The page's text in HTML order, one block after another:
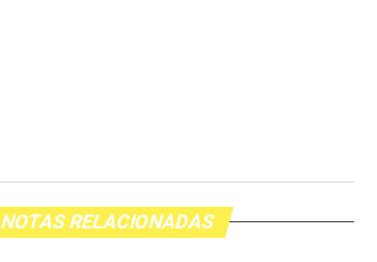
NOTAS RELACIONADAS